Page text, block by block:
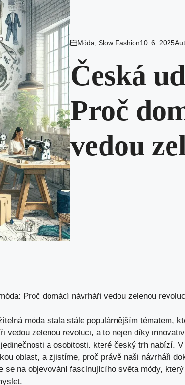
Móda Slow Fashion10. 6. 2025
Česká
Proč
vedou
Proč domácí návrháři vedou zelenou
móda stala stále populárnějším tématem,
​vedou zelenou revoluci, a to⁢ nejen díky
a osobitosti,‌ které ⁣český trh nabízí.
oblast, a zjistíme, proč právě ‍naši ‍návrháři
se na objevování fascinujícího světa módy,